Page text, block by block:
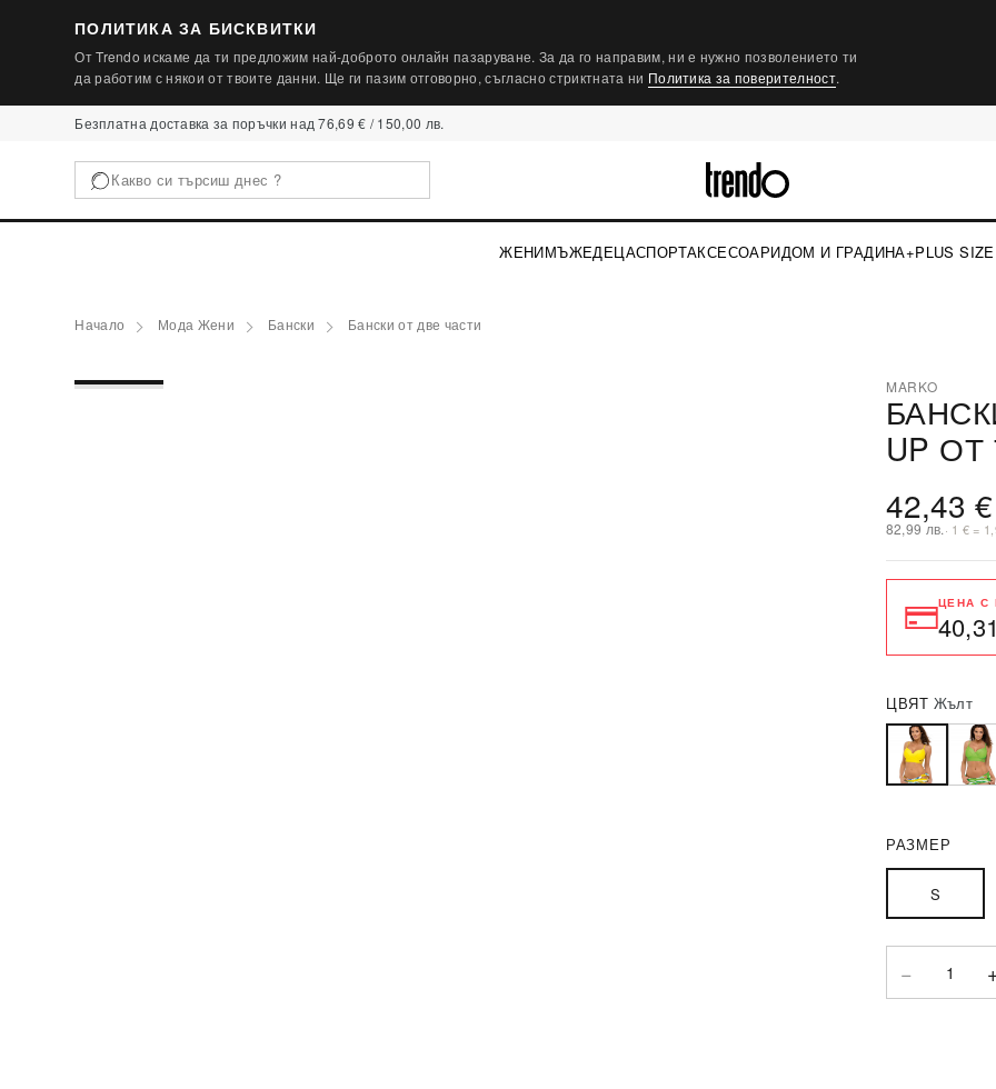
ПОЛИТИКА ЗА БИСКВИТКИ
От Trendo искаме да ти предложим най-доброто онлайн пазаруване. За да го направим, ни е нужно позволението ти
да работим с някои от твоите данни. Ще ги пазим отговорно, съгласно стриктната ни Политика за поверителност.
Безплатна доставка за поръчки над 76,69 € / 150,00 лв.
ЖЕНИМЪЖЕДЕЦАСПОРТАКСЕСОАРИДОМ И ГРАДИНА+PLUS SIZE
Начало Мода Жени Бански Бански от две части
MARKO
UP
42,43 €
82,99 лв.· 1 € =
ЦЕНА С
ЦВЯТ Жълт
РАЗМЕР
S
− 1